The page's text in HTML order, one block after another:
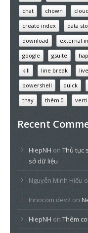
chat
chown
create index
data
download
external
google
gsuite
kill
line break
powershell
quick
thay
thêm 0
Recent
HiepNH on Thủ tục
sở dữ liệu
Nguyễn Minh Hiếu
Innocom dev2 on
HiepNH on Thêm